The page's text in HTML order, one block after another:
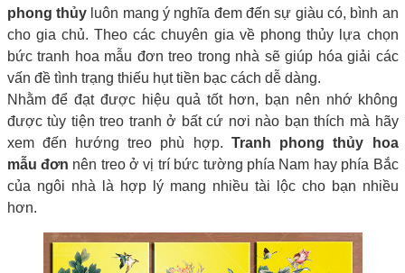
phong thủyluôn mang ý nghĩa đem đến sự giàu có, bình an
cho gia chủ. Theo các chuyên gia về phong thủy lựa chọn
bức tranh hoa mẫu đơn treo trong nhà sẽ giúp hóa giải các
vấn đề tình trạng thiếu hụt tiền bạc cách dễ dàng.
Nhằm để đạt được hiệu quả tốt hơn, bạn nên nhớ không
được tùy tiện treo tranh ở bất cứ nơi nào bạn thích mà hãy
xem đến hướng treo phù hợp. Tranh phong thủy hoa
mẫu đơn nên treo ở vị trí bức tường phía Nam hay phía Bắc
của ngôi nhà là hợp lý mang nhiều tài lộc cho bạn nhiều
hơn.